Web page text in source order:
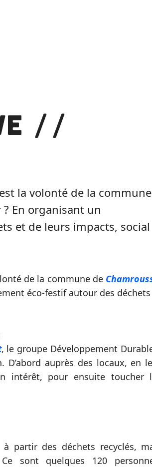
//
la volonté de la commune
En organisant un
et de leurs impacts, social
de la commune de
éco-festif autour des
, le groupe Développement
D’abord auprès des locaux, en
intérêt, pour ensuite toucher
à partir des déchets recyclés,
sont quelques 120